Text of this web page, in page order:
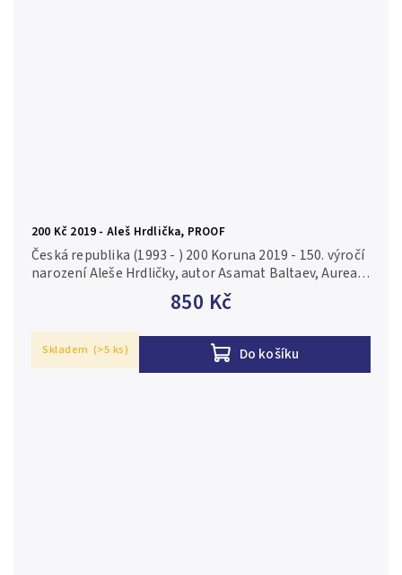
200 Kč 2019 - Aleš Hrdlička, PROOF
850 Kč
Do košíku
Česká republika (1993 - ) 200 Koruna 2019 - 150. výročí
narození Aleše Hrdličky, autor Asamat Baltaev, Aurea
C221, etue, certifikát, PROOF Ag 0,925, 31 mm (13 g),
Skladem (>5 ks)